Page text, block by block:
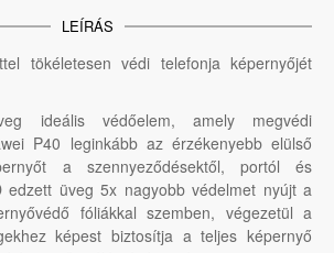
LEÍRÁS
tökéletesen védi telefonja képernyőjét
ideális védőelem, amely megvédi
P40 leginkább az érzékenyebb elülső
a szennyeződésektől, portól és
edzett üveg 5x nagyobb védelmet nyújt a
fóliákkal szemben, végezetül a
képest biztosítja a teljes képernyő